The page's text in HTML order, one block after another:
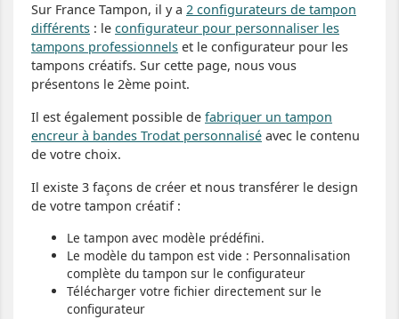
Sur France Tampon, il y a 2 configurateurs de tampon
différents : le configurateur pour personnaliser les
tampons professionnels et le configurateur pour les
tampons créatifs. Sur cette page, nous vous
présentons le 2ème point.
Il est également possible de fabriquer un tampon
encreur à bandes Trodat personnalisé avec le contenu
de votre choix.
Il existe 3 façons de créer et nous transférer le design
de votre tampon créatif :
Le tampon avec modèle prédéfini.
Le modèle du tampon est vide : Personnalisation
complète du tampon sur le configurateur
Télécharger votre fichier directement sur le
configurateur